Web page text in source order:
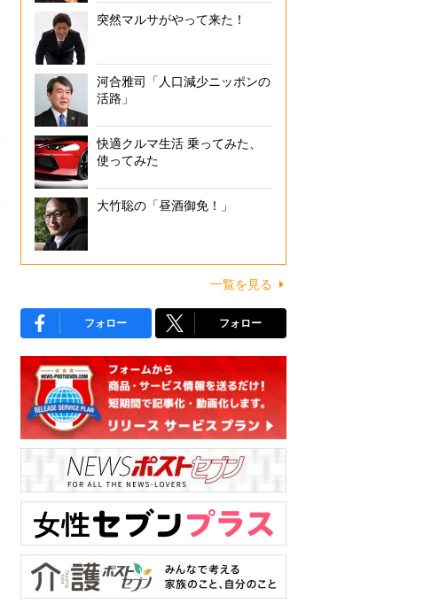
突然マルサがやって来た！
河合雅司「人口減少ニッポンの
活路」
快適クルマ生活 乗ってみた、
使ってみた
大竹聡の「昼酒御免！」
一覧を見る
フォロー フォロー